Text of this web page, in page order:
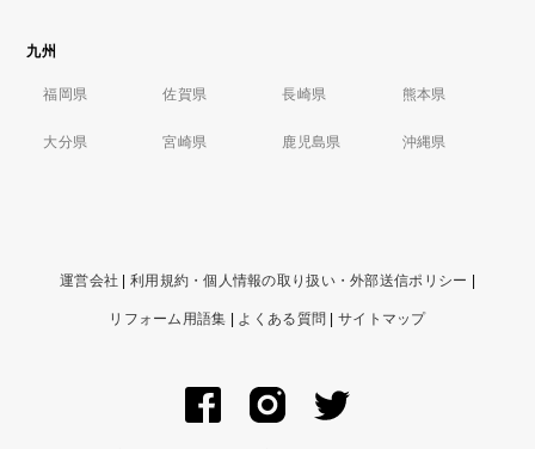
九州
福岡県 佐賀県 長崎県 熊本県
大分県 宮崎県 鹿児島県 沖縄県
運営会社 利用規約・個人情報の取り扱い・外部送信ポリシー
リフォーム用語集 よくある質問 サイトマップ